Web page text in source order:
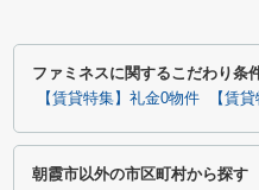
ファミネスに関するこだわり条
【賃貸特集】礼金0物件 【賃
朝霞市以外の市区町村から探す